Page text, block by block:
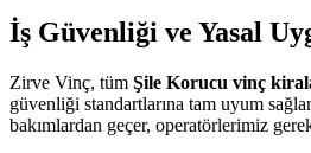
İş Güvenliği ve Yasal
Zirve Vinç, tüm Şile Korucu vinç
güvenliği standartlarına tam uyum
bakımlardan geçer, operatörlerimiz